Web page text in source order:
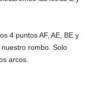
4 puntos AF, AE, BE y
rombo. Solo
arcos.